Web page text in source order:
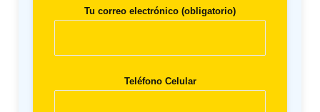
Tu correo electrónico (obligatorio)
Teléfono Celular